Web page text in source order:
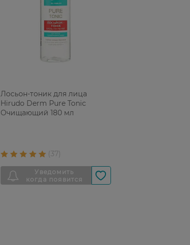
Лосьон-тоник для лица
Hirudo Derm Pure Tonic
Очищающий 180 мл